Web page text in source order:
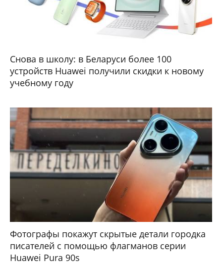
Снова в школу: в Беларуси более 100
устройств Huawei получили скидки к новому
учебному году
Фотографы покажут скрытые детали городка
писателей с помощью флагманов серии
Huawei Pura 90s